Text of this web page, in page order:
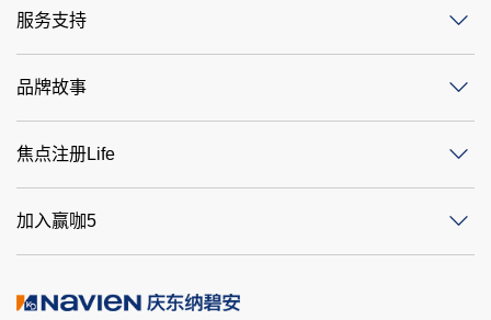
服务支持
品牌故事
焦点注册Life
加入赢咖5